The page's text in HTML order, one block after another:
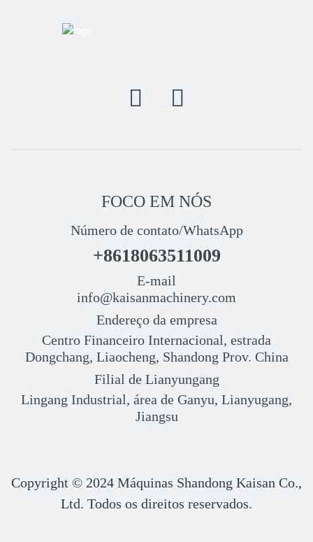
FOCO EM NÓS
Número de contato/WhatsApp
+8618063511009
E-mail
info@kaisanmachinery.com
Endereço da empresa
Centro Financeiro Internacional, estrada
Dongchang, Liaocheng, Shandong Prov. China
Filial de Lianyungang
Lingang Industrial, área de Ganyu, Lianyugang,
Jiangsu
Copyright © 2024 Máquinas Shandong Kaisan Co.,
Ltd. Todos os direitos reservados.